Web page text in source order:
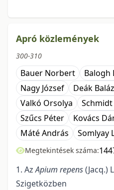
Apró közlemények
300-310
Bauer Norbert Balogh
Nagy József
Deák
Valkó Orsolya
Szűcs Péter
Kovács
Máté András
Somlyay
Megtekintések száma:
1. AzApium repens(Jacq.)
Szigetközben